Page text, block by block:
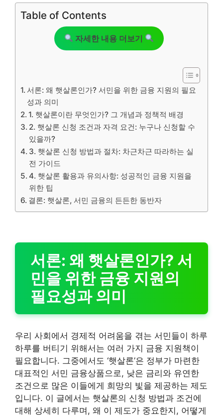
Table of Contents
자세한 내용 더보기
서론: 왜 햇살론인가? 서민을 위한 금융 지원의 필요
성과 의미
1. 햇살론이란 무엇인가? 그 개념과 정책적 배경
2. 햇살론 신청 조건과 자격 요건: 누구나 신청할 수
있을까?
3. 햇살론 신청 방법과 절차: 차근차근 따라하는 실
전 가이드
4. 햇살론 활용과 유의사항: 성공적인 금융 지원을
위한 팁
결론: 햇살론, 서민 금융의 든든한 동반자
서론: 왜 햇살론인가? 서
민을 위한 금융 지원의
필요성과 의미
우리 사회에서 경제적 어려움을 겪는 서민들이 하루
하루를 버티기 위해서는 여러 가지 금융 지원책이
필요합니다. 그중에서도 ‘햇살론’은 정부가 마련한
대표적인 서민 금융상품으로, 낮은 금리와 유연한
조건으로 많은 이들에게 희망의 빛을 제공하는 제도
입니다. 이 글에서는 햇살론의 신청 방법과 조건에
대해 상세히 다루며, 왜 이 제도가 중요한지, 어떻게